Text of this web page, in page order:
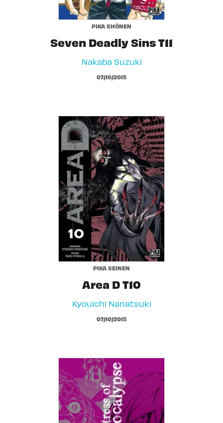
PIKA SHÔNEN
Seven Deadly Sins T11
Nakaba Suzuki
07/10/2015
PIKA SEINEN
Area D T10
Kyouichi Nanatsuki
07/10/2015